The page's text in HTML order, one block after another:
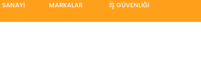
MARKALAR İŞ GÜVENLİĞİ